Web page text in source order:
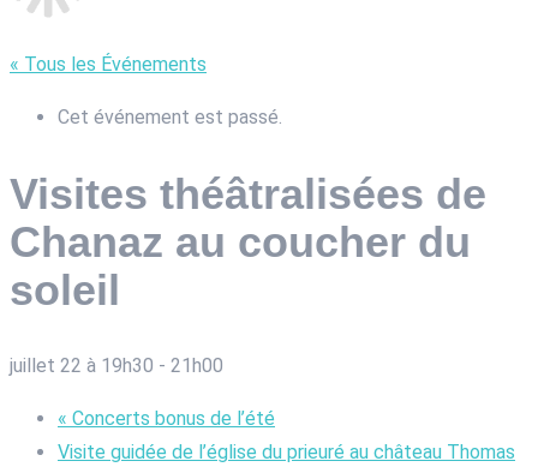
« Tous les Événements
Cet événement est passé.
Visites théâtralisées de
Chanaz au coucher du
soleil
juillet 22 à 19h30 - 21h00
« Concerts bonus de l’été
Visite guidée de l’église du prieuré au château Thomas